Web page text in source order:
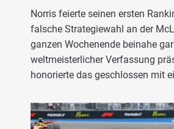
Norris feierte seinen ersten
falsche Strategiewahl an der
ganzen Wochenende beinahe
weltmeisterlicher Verfassung
honorierte das geschlossen mit